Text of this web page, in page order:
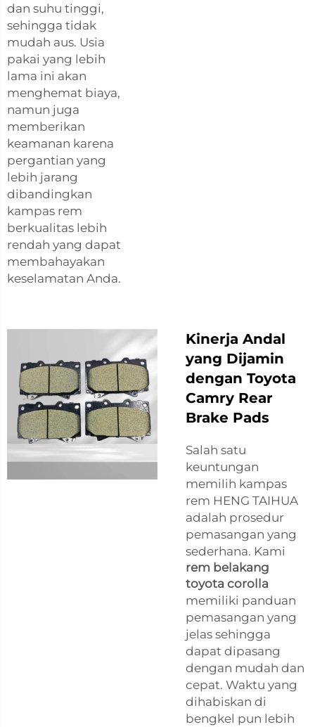
dan suhu tinggi,
sehingga tidak
mudah aus. Usia
pakai yang lebih
lama ini akan
menghemat biaya,
namun juga
memberikan
keamanan karena
pergantian yang
lebih jarang
dibandingkan
kampas rem
berkualitas lebih
rendah yang dapat
membahayakan
keselamatan Anda.
Kinerja Andal
yang Dijamin
dengan Toyota
Camry Rear
Brake Pads
Salah satu
keuntungan
memilih kampas
rem HENG TAIHUA
adalah prosedur
pemasangan yang
sederhana. Kami
rem belakang
toyota corolla
memiliki panduan
pemasangan yang
jelas sehingga
dapat dipasang
dengan mudah dan
cepat. Waktu yang
dihabiskan di
bengkel pun lebih